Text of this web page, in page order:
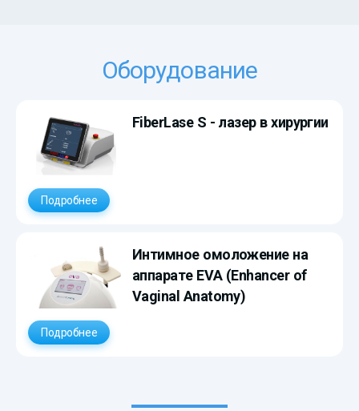
Оборудование
FiberLase S - лазер в хирургии
Подробнее
Интимное омоложение на
аппарате EVA (Enhancer of
Vaginal Anatomy)
Подробнее